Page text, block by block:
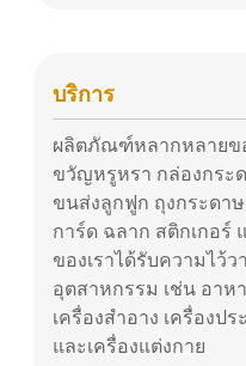
บริการ
ผลิตภัณฑ์หลากหลายข
ขวัญหรูหรา กล่องกระ
ขนส่งลูกฟูก ถุงกระดา
การ์ด ฉลาก สติกเกอ
ของเราได้รับความไว้
อุตสาหกรรม เช่น อาห
เครื่องสำอาง เครื่องป
และเครื่องแต่งกาย